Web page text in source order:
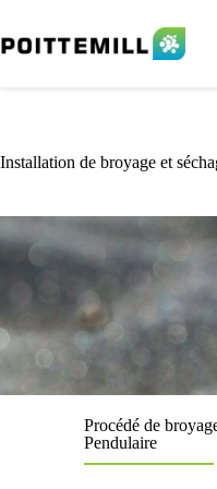
Installation de broyage et
Procédé de
Pendulaire